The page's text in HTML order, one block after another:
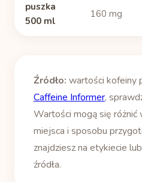
puszka
500 ml
160 mg
Źródło: wartości kofeiny
Caffeine Informer,
Wartości mogą się różnić
miejsca i sposobu
znajdziesz na etykiecie
źródła.